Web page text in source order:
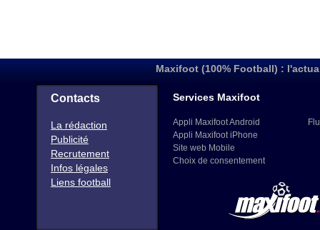
Maxifoot (100% Football) :
Contacts
La rédaction
Publicité
Recrutement
Infos légales
Liens football
Services Maxifoot
Appli Maxifoot Android
Appli Maxifoot iPhone
Site web Mobile
Choix de consentement